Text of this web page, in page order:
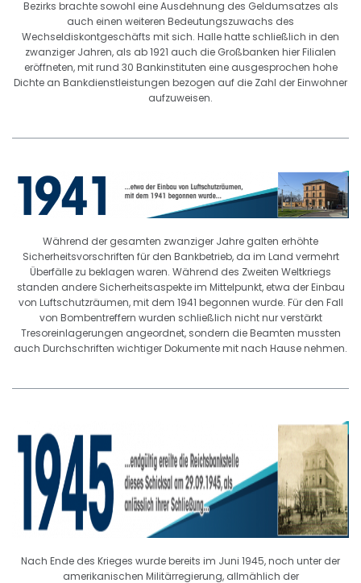
Bezirks brachte sowohl eine Ausdehnung des Geldumsatzes als
auch einen weiteren Bedeutungszuwachs des
Wechseldiskontgeschäfts mit sich. Halle hatte schließlich in den
zwanziger Jahren, als ab 1921 auch die Großbanken hier Filialen
eröffneten, mit rund 30 Bankinstituten eine ausgesprochen hohe
Dichte an Bankdienstleistungen bezogen auf die Zahl der Einwohner
aufzuweisen.
Während der gesamten zwanziger Jahre galten erhöhte
Sicherheitsvorschriften für den Bankbetrieb, da im Land vermehrt
Überfälle zu beklagen waren. Während des Zweiten Weltkriegs
standen andere Sicherheitsaspekte im Mittelpunkt, etwa der Einbau
von Luftschutzräumen, mit dem 1941 begonnen wurde. Für den Fall
von Bombentreffern wurden schließlich nicht nur verstärkt
Tresoreinlagerungen angeordnet, sondern die Beamten mussten
auch Durchschriften wichtiger Dokumente mit nach Hause nehmen.
Nach Ende des Krieges wurde bereits im Juni 1945, noch unter der
amerikanischen Militärregierung, allmählich der